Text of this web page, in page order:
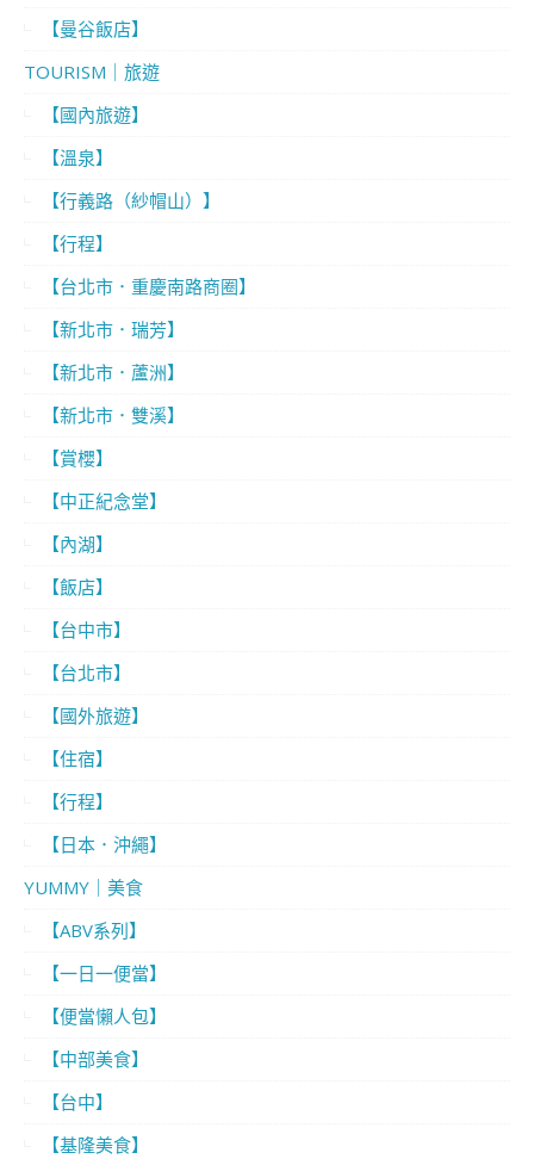
【曼谷飯店】
TOURISM｜旅遊
【國內旅遊】
【溫泉】
【行義路（紗帽山）】
【行程】
【台北市．重慶南路商圈】
【新北市．瑞芳】
【新北市．蘆洲】
【新北市．雙溪】
【賞櫻】
【中正紀念堂】
【內湖】
【飯店】
【台中市】
【台北市】
【國外旅遊】
【住宿】
【行程】
【日本．沖繩】
YUMMY｜美食
【ABV系列】
【一日一便當】
【便當懶人包】
【中部美食】
【台中】
【基隆美食】